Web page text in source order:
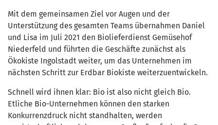
Mit dem gemeinsamen Ziel vor Augen und der
Unterstützung des gesamten Teams übernahmen Daniel
und Lisa im Juli 2021 den Biolieferdienst Gemüsehof
Niederfeld und führten die Geschäfte zunächst als
Ökokiste Ingolstadt weiter, um das Unternehmen im
nächsten Schritt zur Erdbar Biokiste weiterzuentwickeln.
Schnell wird ihnen klar: Bio ist also nicht gleich Bio.
Etliche Bio-Unternehmen können den starken
Konkurrenzdruck nicht standhalten, werden